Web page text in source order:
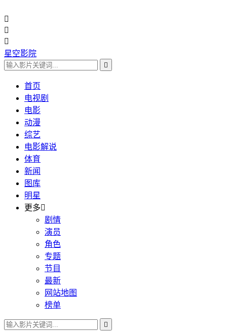



星空影院

首页
电视剧
电影
动漫
综艺
电影解说
体育
新闻
图库
明星
更多
剧情
演员
角色
专题
节目
最新
网站地图
榜单
